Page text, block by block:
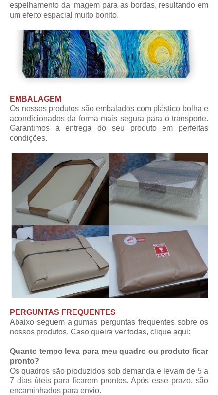
espelhamento da imagem para as bordas, resultando em
um efeito espacial muito bonito.
EMBALAGEM
Os nossos produtos são embalados com plástico bolha e
acondicionados da forma mais segura para o transporte.
Garantimos a entrega do seu produto em perfeitas
condições.
PERGUNTAS FREQUENTES
Abaixo seguem algumas perguntas frequentes sobre os
nossos produtos. Caso queira ver todas, clique aqui:
Quanto tempo leva para meu quadro ou produto ficar
pronto?
Os quadros são produzidos sob demanda e levam de 5 a
7 dias úteis para ficarem prontos. Após esse prazo, são
encaminhados para envio.